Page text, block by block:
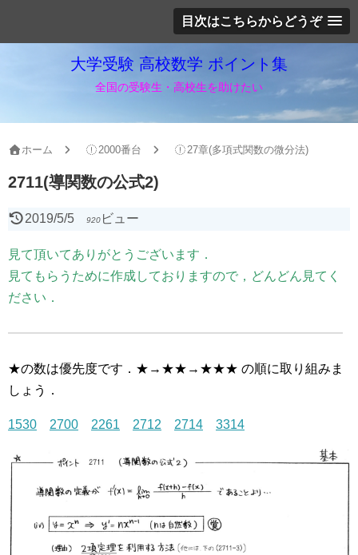
目次はこちらからどうぞ
大学受験 高校数学 ポイント集
全国の受験生・高校生を助けたい
ホーム 2000番台 27章(多項式関数の微分法)
2711(導関数の公式2)
2019/5/5 920ビュー
見て頂いてありがとうございます．
見てもらうために作成しておりますので，どんどん見てく
ださい．
★の数は優先度です．★→★★→★★★ の順に取り組みま
しょう．
1530 2700 2261 2712 2714 3314